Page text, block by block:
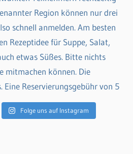
Folge uns auf Instagram